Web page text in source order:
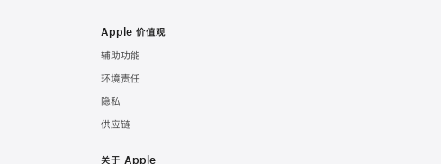
Apple 价值观
辅助功能
环境责任
隐私
供应链
关于 Apple